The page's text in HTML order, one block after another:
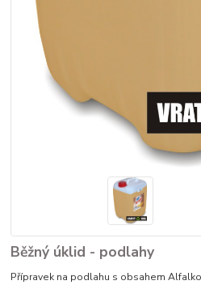
Běžný úklid - podlahy
Přípravek na podlahu s obsahem